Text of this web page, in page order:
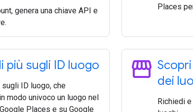
genera una chiave API e
Places
più sugli ID luogo
ID luogo, che
modo univoco un luogo nel
Places e su Google
storefront dei
Richiedi